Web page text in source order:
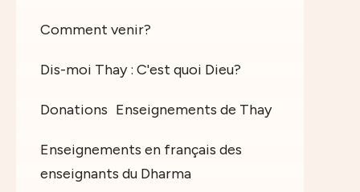
Comment venir?
Dis-moi Thay : C'est quoi Dieu?
Donations Enseignements de Thay
Enseignements en français des
enseignants du Dharma